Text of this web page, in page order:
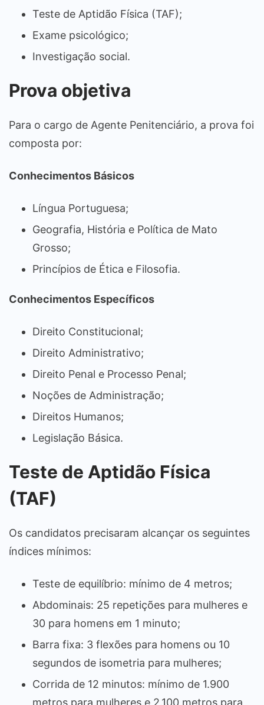
Teste de Aptidão Física (TAF);
Exame psicológico;
Investigação social.
Prova objetiva
Para o cargo de Agente Penitenciário, a prova foi
composta por:
Conhecimentos Básicos
Língua Portuguesa;
Geografia, História e Política de Mato
Grosso;
Princípios de Ética e Filosofia.
Conhecimentos Específicos
Direito Constitucional;
Direito Administrativo;
Direito Penal e Processo Penal;
Noções de Administração;
Direitos Humanos;
Legislação Básica.
Teste de Aptidão Física
(TAF)
Os candidatos precisaram alcançar os seguintes
índices mínimos:
Teste de equilíbrio: mínimo de 4 metros;
Abdominais: 25 repetições para mulheres e
30 para homens em 1 minuto;
Barra fixa: 3 flexões para homens ou 10
segundos de isometria para mulheres;
Corrida de 12 minutos: mínimo de 1.900